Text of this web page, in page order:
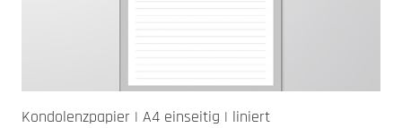
Kondolenzpapier | A4 einseitig | liniert